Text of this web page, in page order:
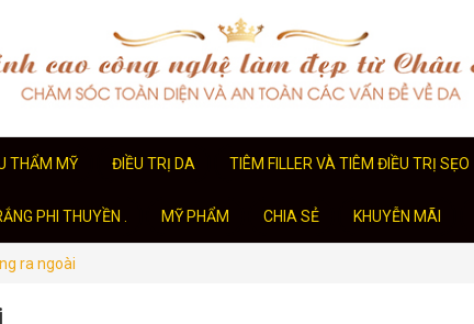
THẨM MỸ ĐIỀU TRỊ DA TIÊM FILLER VÀ TIÊM ĐIỀU TRỊ SẸO
PHI THUYỀN . MỸ PHẨM CHIA SẺ KHUYỄN MÃI
ra ngoài